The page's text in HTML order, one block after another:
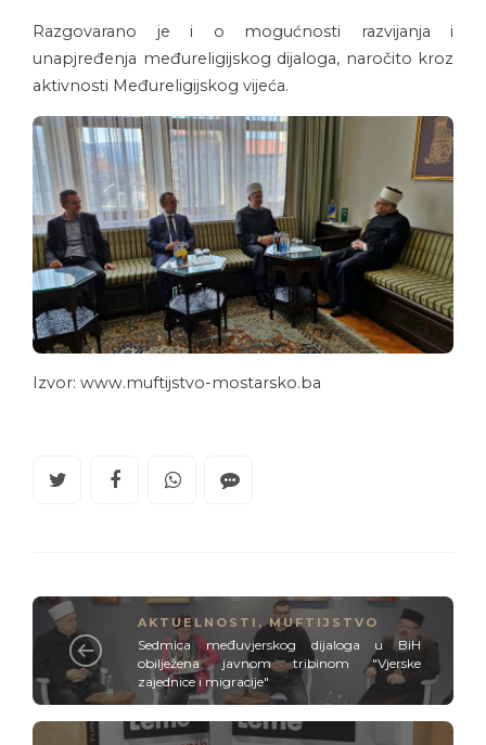
Razgovarano je i o mogućnosti razvijanja i
unapjređenja međureligijskog dijaloga, naročito kroz
aktivnosti Međureligijskog vijeća.
Izvor: www.muftijstvo-mostarsko.ba
AKTUELNOSTI ,MUFTIJSTVO
Sedmica međuvjerskog dijaloga u BiH
obilježena javnom tribinom "Vjerske
zajednice i migracije"